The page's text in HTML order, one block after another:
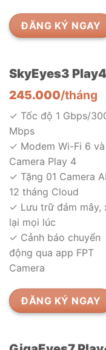
ĐĂNG KÝ NGAY
SkyEyes3 Play4
245.000/tháng
✓ Tốc độ 1 Gbps/
Mbps
✓ Modem Wi-Fi 6 và
Camera Play 4
✓ Tặng 01 Camera
12 tháng Cloud
✓ Lưu trữ đám mây,
lại mọi lúc
✓ Cảnh báo chuyển
động qua app FPT
Camera
ĐĂNG KÝ NGAY